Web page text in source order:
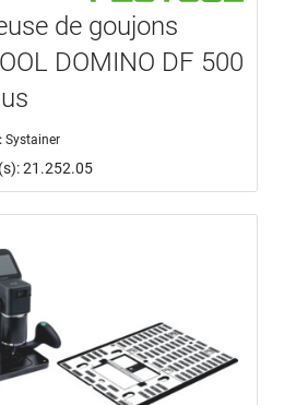
de goujons
DOMINO DF 500
Systainer
21.252.05